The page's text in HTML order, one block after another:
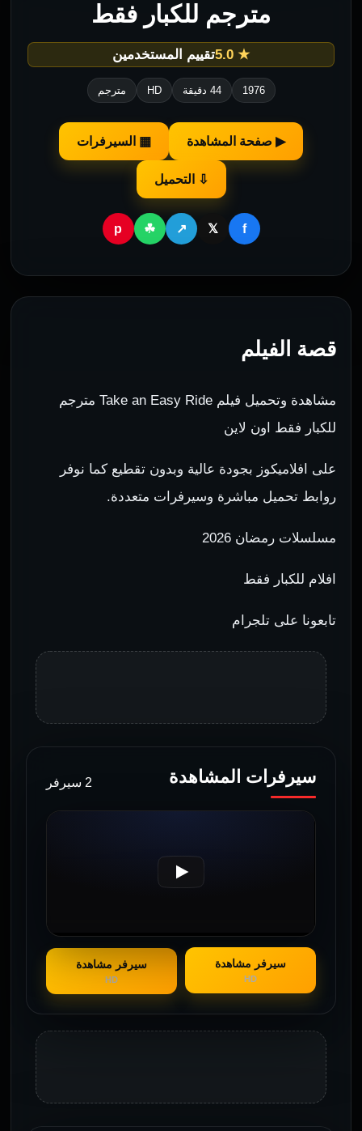
مترجم للكبار فقط
★ 5.0 تقييم المستخدمين
1976 44 دقيقة HD مترجم
▶ صفحة المشاهدة ▦ السيرفرات
⇩ التحميل
f
𝕏
↗
☘
p
قصة الفيلم
مشاهدة وتحميل فيلم Take an Easy Ride مترجم
للكبار فقط اون لاين
على افلاميكوز بجودة عالية وبدون تقطيع كما نوفر
روابط تحميل مباشرة وسيرفرات متعددة.
مسلسلات رمضان 2026
افلام للكبار فقط
تابعونا على تلجرام
سيرفرات المشاهدة 2 سيرفر
سيرفر مشاهدة
HD
سيرفر مشاهدة
HD